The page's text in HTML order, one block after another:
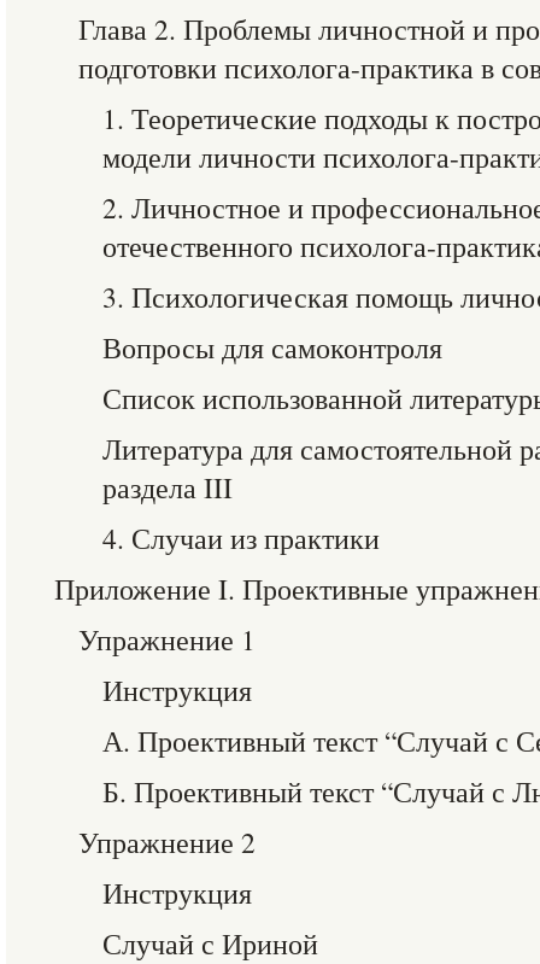
Глава 2. Проблемы личностной и
подготовки психолога-практика в
1. Теоретические подходы к
модели личности психолога-
2. Личностное и
отечественного психолога-
3. Психологическая помощь
Вопросы для самоконтроля
Список использованной
Литература для самостоятельной
раздела III
4. Случаи из практики
Приложение I. Проективные
Упражнение 1
Инструкция
А. Проективный текст “Случай с
Б. Проективный текст “Случай с
Упражнение 2
Инструкция
Случай с Ириной